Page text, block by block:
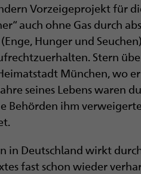
Vorzeigeprojekt für
auch ohne Gas durch
Hunger und
Stern
München, wo
seines Lebens waren
Behörden ihm
in Deutschland wirkt
fast schon wieder